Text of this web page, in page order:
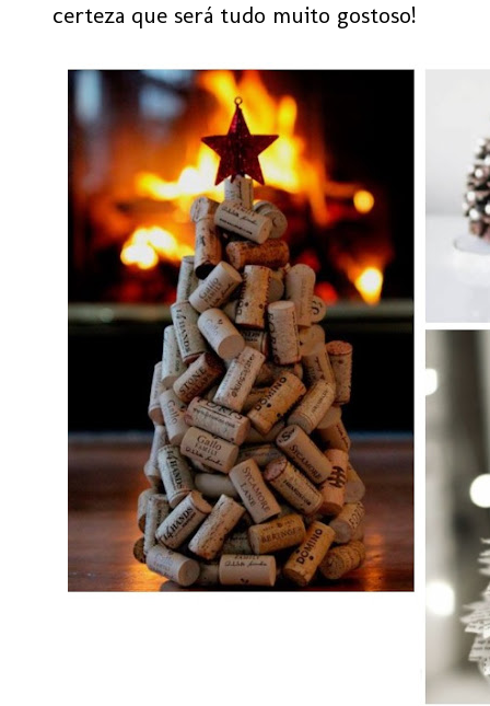
certeza que será tudo muito gostoso!